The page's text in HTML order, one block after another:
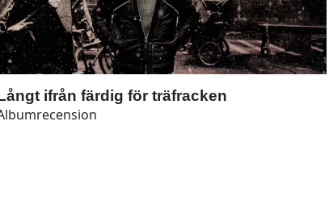
ifrån färdig för träfracken